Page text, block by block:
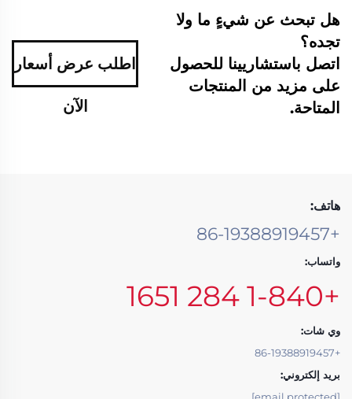
هل تبحث عن شيءٍ ما ولا
تجده؟
اتصل باستشاريينا للحصول
على مزيد من المنتجات
المتاحة.
اطلب عرض أسعار
الآن
هاتف:
+86-19388919457
واتساب:
+1-840 284 1651
وي شات:
+86-19388919457
بريد إلكتروني: